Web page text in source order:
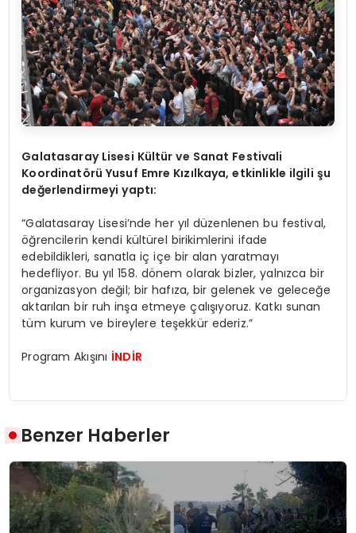
Galatasaray Lisesi Kültür ve Sanat Festivali
Koordinatörü Yusuf Emre Kızılkaya, etkinlikle ilgili şu
değerlendirmeyi yaptı:
“Galatasaray Lisesi’nde her yıl düzenlenen bu festival,
öğrencilerin kendi kültürel birikimlerini ifade
edebildikleri, sanatla iç içe bir alan yaratmayı
hedefliyor. Bu yıl 158. dönem olarak bizler, yalnızca bir
organizasyon değil; bir hafıza, bir gelenek ve geleceğe
aktarılan bir ruh inşa etmeye çalışıyoruz. Katkı sunan
tüm kurum ve bireylere teşekkür ederiz.”
Program Akışını İNDİR
Benzer Haberler